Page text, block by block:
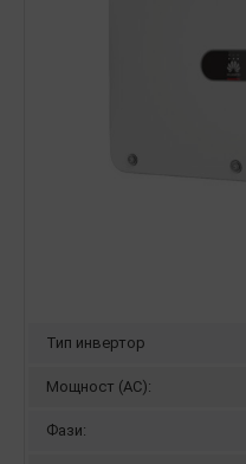
Тип инвертор
Мощност (AC):
Фази: